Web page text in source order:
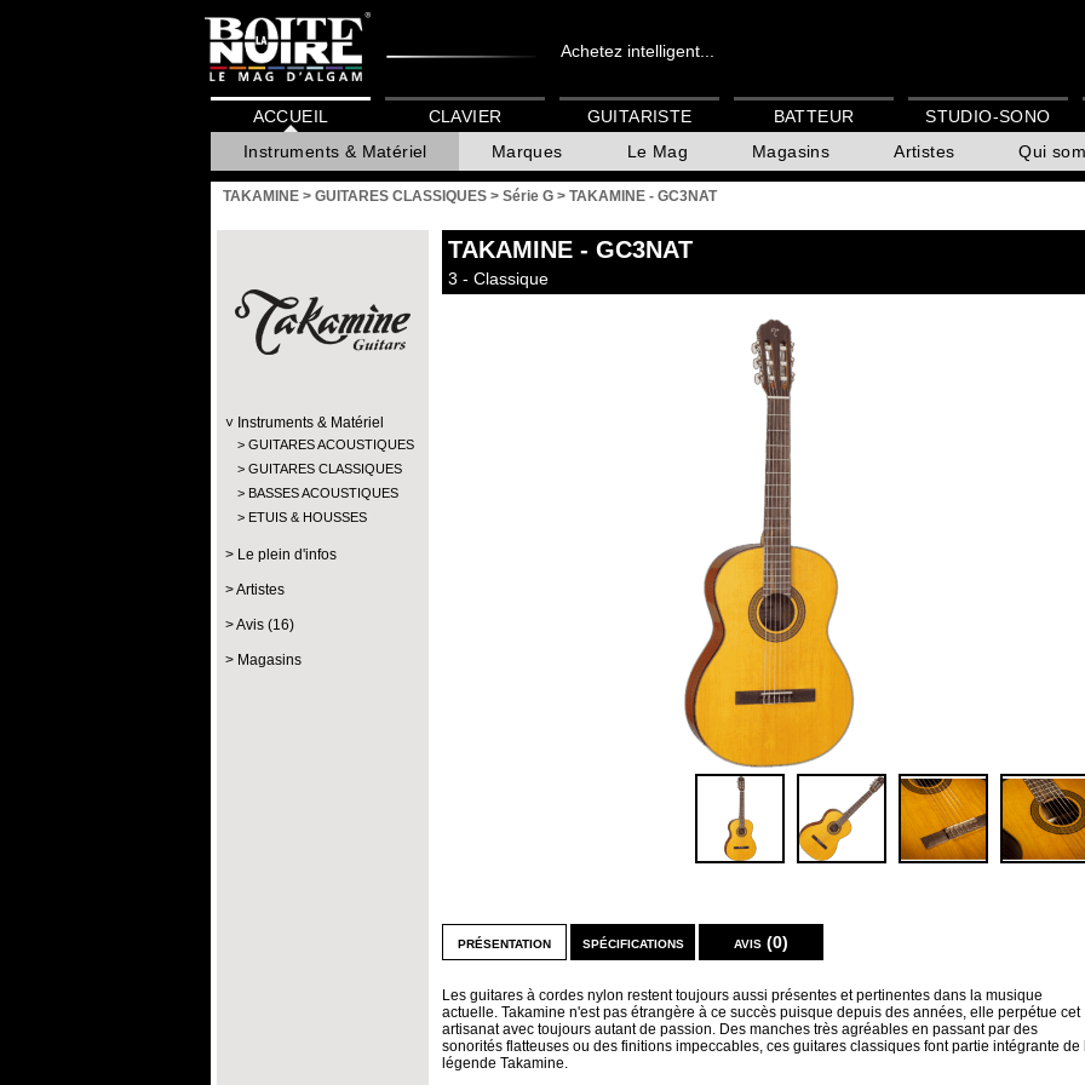
Achetez intelligent...
ACCUEIL
Instruments & Matériel
Marques Le Mag Magasins Artistes Qui
CLAVIER GUITARISTE BATTEUR STUDIO-SONO
TAKAMINE > GUITARES CLASSIQUES > Série G > TAKAMINE - GC3NAT
Instruments & Matériel
GUITARES ACOUSTIQUES
GUITARES CLASSIQUES
BASSES ACOUSTIQUES
ETUIS & HOUSSES
Le plein d'infos
Artistes
Avis (16)
Magasins
TAKAMINE - GC3NAT
3 - Classique
présentation
Les guitares à cordes nylon restent toujours aussi présentes et pertinentes dans la musique
actuelle. Takamine n'est pas étrangère à ce succès puisque depuis des années, elle perpétue cet
artisanat avec toujours autant de passion. Des manches très agréables en passant par des
sonorités flatteuses ou des finitions impeccables, ces guitares classiques font partie intégrante de
légende Takamine.
spécifications avis (0)